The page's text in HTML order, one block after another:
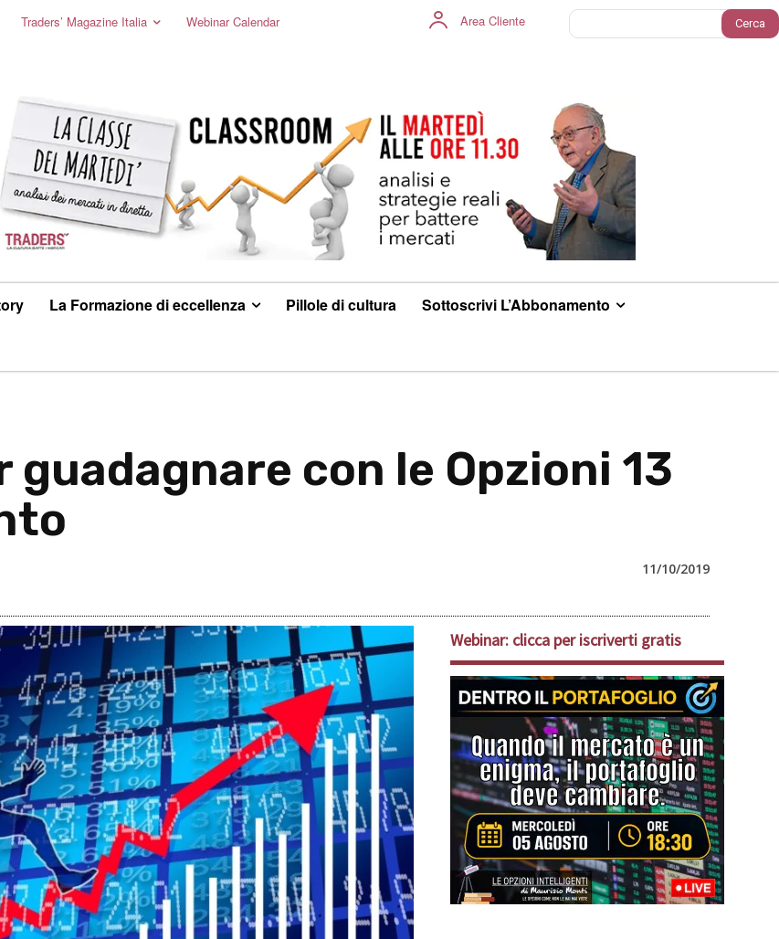
Traders’ Magazine Italia Webinar Calendar Area Cliente Cerca
La Formazione di eccellenza Pillole di cultura Sottoscrivi L’Abbonamento
guadagnare con le Opzioni 13
11/10/2019
Webinar: clicca per iscriverti gratis